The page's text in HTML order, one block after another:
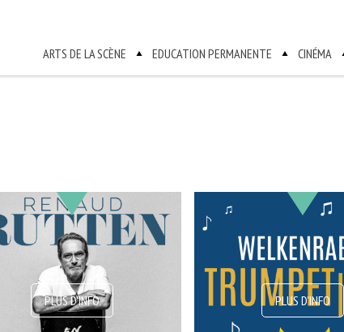
ARTS DE LA SCÈNE
EDUCATION PERMANENTE CINÉMA